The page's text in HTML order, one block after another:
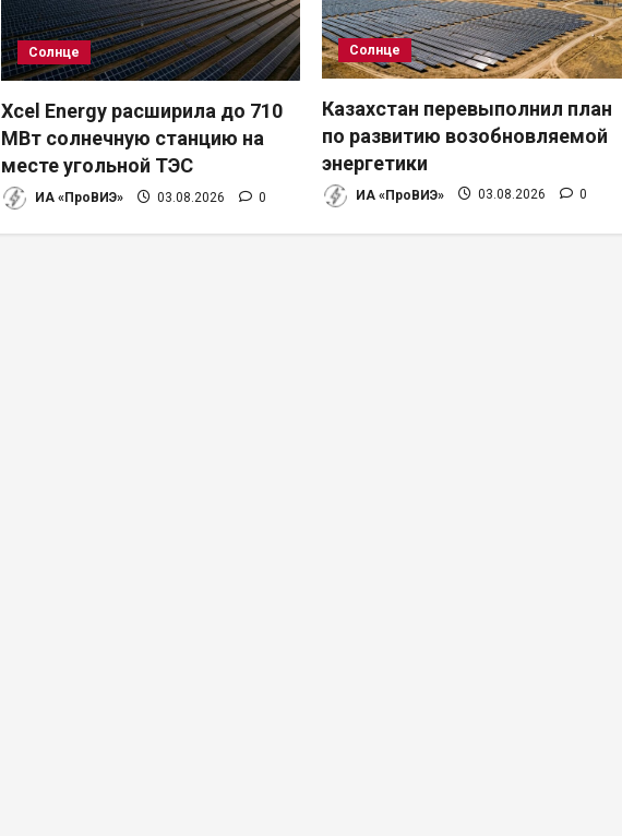
Солнце
Xcel Energy расширила до 710
МВт солнечную станцию на
месте угольной ТЭС
ИА «ПроВИЭ» 03.08.2026 0
Солнце
Казахстан перевыполнил план
по развитию возобновляемой
энергетики
ИА «ПроВИЭ» 03.08.2026 0